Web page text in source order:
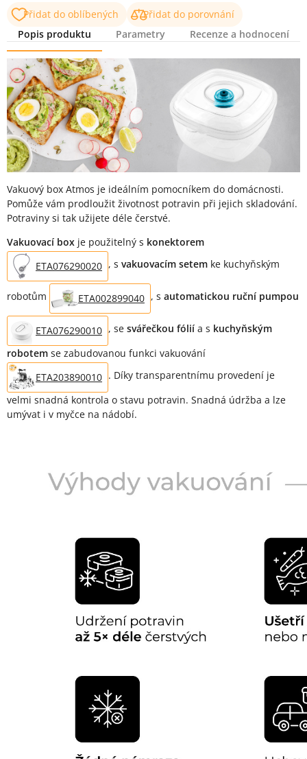
Přidat do oblíbených
Přidat do porovnání
Popis produktu
Parametry Recenze a hodnocení
Popis produktu
Vakuový box Atmos je ideálním pomocníkem do domácnosti.
Pomůže vám prodloužit životnost potravin při jejich skladování.
Potraviny si tak užijete déle čerstvé.
Vakuovací box je použitelný s konektorem
ETA076290020 , s vakuovacím setem ke kuchyňským
robotům ETA002899040 , s automatickou ruční pumpou
ETA076290010 , se svářečkou fólií a s kuchyňským
robotem se zabudovanou funkci vakuování
ETA203890010 . Díky transparentnímu provedení je
velmi snadná kontrola o stavu potravin. Snadná údržba a lze
umývat i v myčce na nádobí.